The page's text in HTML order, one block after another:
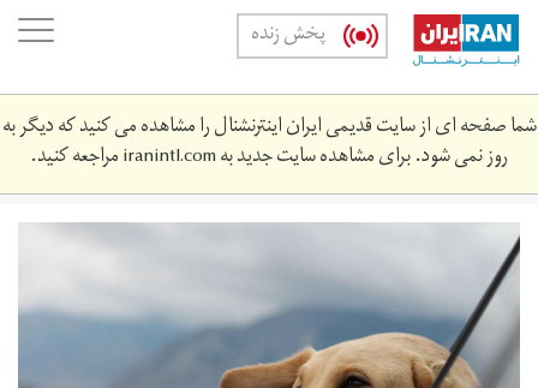
Skip
main
content
پخش زنده
شما صفحه ای از سایت قدیمی ایران اینترنشنال را مشاهده می کنید که دیگر به
روز نمی شود. برای مشاهده سایت جدید بهiranintl.comمراجعه کنید.
main.jpg